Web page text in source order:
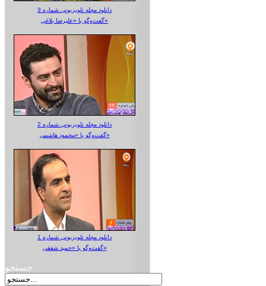
دانلود مجله تلویزیونی شماره 3
گفت‌وگو با «علیرضا بلاغی»
دانلود مجله تلویزیونی شماره 2
گفت‌وگو با «محمود هاشمی»
دانلود مجله تلویزیونی شماره 1
گفت‌وگو با «حمید شفقی»
جستجو